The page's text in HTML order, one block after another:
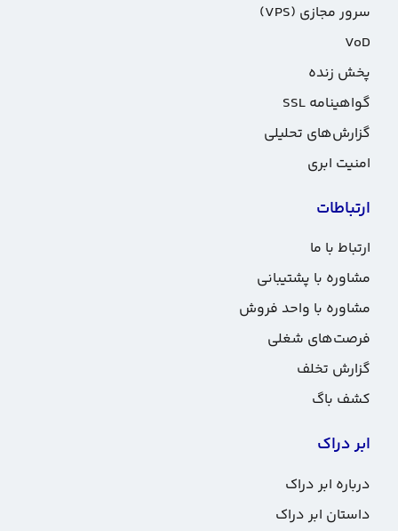
سرور مجازی (VPS)
VoD
پخش زنده
گواهینامه SSL
گزارش‌های تحلیلی
امنیت ابری
ارتباطات
ارتباط با ما
مشاوره با پشتیبانی
مشاوره با واحد فروش
فرصت‌های شغلی
گزارش تخلف
کشف باگ
ابر دراک
درباره ابر دراک
داستان ابر دراک